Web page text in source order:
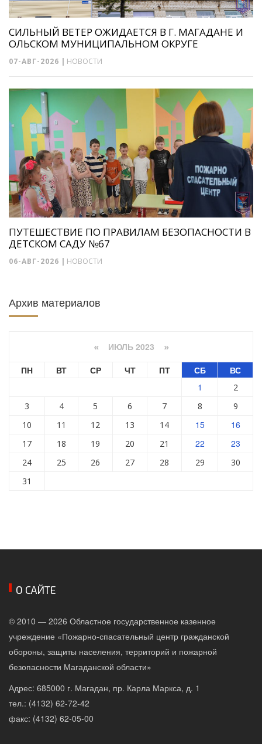
СИЛЬНЫЙ ВЕТЕР ОЖИДАЕТСЯ В Г. МАГАДАНЕ И
ОЛЬСКОМ МУНИЦИПАЛЬНОМ ОКРУГЕ
07-АВГ-2026 | НОВОСТИ
ПУТЕШЕСТВИЕ ПО ПРАВИЛАМ БЕЗОПАСНОСТИ В
ДЕТСКОМ САДУ №67
06-АВГ-2026 | НОВОСТИ
Архив материалов
« ИЮЛЬ 2023 »
ПН ВТ СР ЧТ ПТ СБ
ВС
1
2
3
4 5 6 7 8
9
10
11 12 13 14 15 16
17 18 19 20 21 22 23
24 25 26 27 28 29
30
31
О САЙТЕ
© 2010 — 2026 Областное государственное казенное
учреждение «Пожарно-спасательный центр гражданской
обороны, защиты населения, территорий и пожарной
безопасности Магаданской области»
Адрес: 685000 г. Магадан, пр. Карла Маркса, д. 1
тел.: (4132) 62-72-42
факс: (4132) 62-05-00